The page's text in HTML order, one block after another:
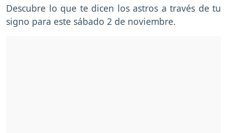
Descubre lo que te dicen los astros a través de tu
signo para este sábado 2 de noviembre.